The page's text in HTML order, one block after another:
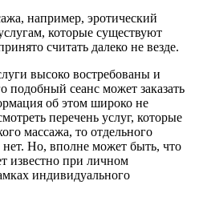
например, эротический
которые существуют
считать далеко не везде.
высоко востребованы и
сеанс может заказать
об этом широко не
перечень услуг, которые
массажа, то отдельного
Но, вполне может быть, что
известно при личном
индивидуального